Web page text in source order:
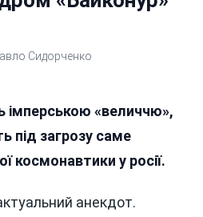
Сидорченко
«величчю»,
під загрозу саме
космонавтики у росії.
анекдот.